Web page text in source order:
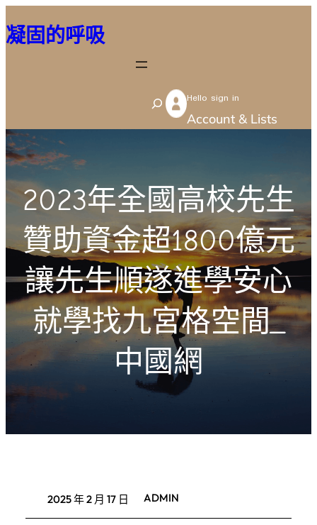
至
容
凝固的呼吸
S
e
c
h
Hello sign in
Account & Lists
2023年全國高校先生
贊助資金超1800億元
讓先生順遂進學安心
就學找九宮格空間_
中國網
2025 年 2 月 17 日 ADMIN